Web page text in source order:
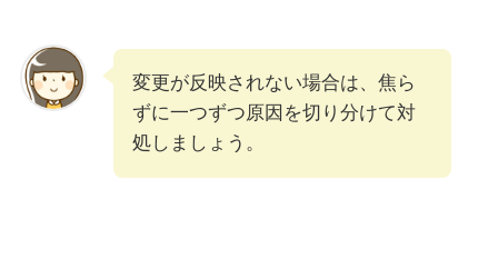
変更が反映されない場合は、焦ら
ずに一つずつ原因を切り分けて対
処しましょう。